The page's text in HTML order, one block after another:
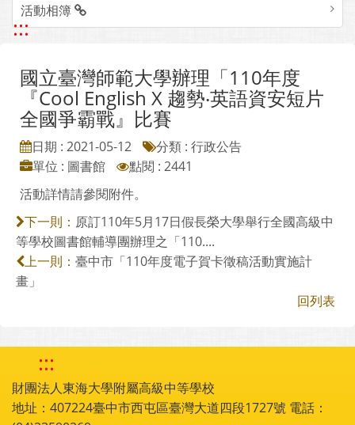
活動相簿
:::
國立臺灣師範大學辦理「110年度
『Cool English X 趨勢‧英語資安短片
全國爭霸戰』比賽
日期 : 2021-05-12
分類 : 行政公告
單位 : 圖書館
點閱 : 2441
活動詳情請參閱附件。
下一則： 原訂110年5月17日假長榮大學舉行全國高級中
等學校圖書館輔導團辦理之「110....
上一則： 臺中市「110年度電子賀卡徵稿活動實施計
畫」
回列表
:::
財團法人東海大學附屬高級中等學校
地址：407224臺中市西屯區臺灣大道四段1727號 電話：